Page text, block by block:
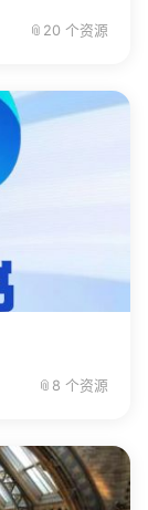
📎 20 个资源
📎 8 个资源